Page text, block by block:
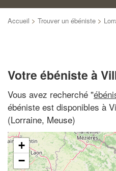
Accueil > Trouver un ébéniste >
Votre ébéniste à
Vous avez recherché "
ébéniste est disponibles à
(Lorraine, Meuse)
+
−